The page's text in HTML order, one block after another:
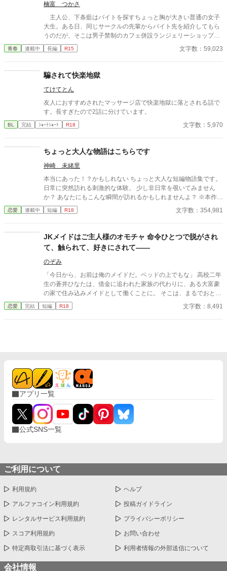
情。 その弱さを見逃さず、篠原はデスク越しに距離を詰める。
「強がらなくていいですよ。俺の前では、もう」 指先が榊のネク
タイを掴む。 引き寄せられた瞬間、榊の理性は音を立てて崩れ
た。 拒むことも、許すこともできないまま、 彼は“部下”の手によ
びに、自分の知らなかった感情と快楽を知る。それは、上司とし
ずっと榊だけを見つめ続けてきた、静かな執着がある。 「俺、前
から思ってたんです。 あなたが誰かに“支配される”ところ、き
ることで初めて“生きている”と感じてしまう――。 上司と部下、
立場も理性も、すべてが絡み合うオフィスの夜。 秘密の扉を開け
た榊は、もう戻れない。 快楽に溺れるその瞬間まで、彼を待つの
楠富 つかさ
主人公、下条藍はバイトを探すちょっと胸が大きい普通の女子
大生。ある日、同じサークルの先輩からバイト先を紹介してもら
うのだが、そこは男子禁制のカフェ併設ランジェリーショップ
で！？ ちょっとハレンチなお仕事カフェライフ、始まりま
す！！ ※この物語はフィクションであり実在の人物・団体・法律
成できないのでビキニで代用しています。
青春 連載中 長編 R15 文字数：59,023
騙されて快楽地獄
てけてとん
友人におすすめされたマッサージ店で快楽地獄に落とされる話で
す。長すぎたので2話に分けています。
BL 完結 ｼｮｰﾄｼｮｰﾄ R18 文字数：5,970
ちょっと大人な物語はこちらです
神崎 未緒里
本当にあった！？かもしれない ちょっと大人な短編物語集です。
日常に突然訪れる刺激的な体験。 少し非日常を覗いてみません
か？ あなたにもこんな瞬間が訪れるかもしれませんよ？ ※本作品
ではGemini PRO、Pixai.artで作成した生成AI画像ならびに Pixa
bay並びにUnsplshのロイヤリティフリーの画像を使用していま
名・商品名・設定などはすべて架空のものです。
恋愛 連載中 短編 R18 文字数：354,981
JKメイドはご主人様のオモチャ 命令ひとつで脱がされ
て、触られて、好きにされて――
のぞみ
「今日から、お前は俺のメイドだ。ベッドの上でもな」 高校二年
生の蒼井ひなたは、借金に追われた家族の代わりに、ある大富豪
の家で住み込みメイドとして働くことに。 そこは、まるでおとぎ
話に出てきそうな大きな洋館。 でも、そこで待っていたのは、同
じ高校に通うちょっと有名な男の子――完璧だけど性格が超ドS
まだ知られていない秘密があって―― 「…ほんとは、ずっと前か
ら、私…」 ただのメイドなんかじゃ終わりたくない。 恋と欲望が
交差する、ちょっぴり危険な主従ラブストーリー。
恋愛 完結 短編 R18 文字数：8,491
アプリ一覧
公式SNS一覧
ご利用について
利用規約 ヘルプ
アルファコイン利用規約 投稿ガイドライン
レンタルサービス利用規約 プライバシーポリシー
スコア利用規約 お問い合わせ
特定商取引法に基づく表示 利用者情報の外部送信について
会社情報